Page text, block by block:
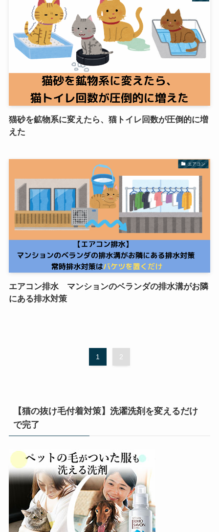
猫砂を鉱物系に変えたら、猫トイレ回数が圧倒的に増
えた
エアコン
エアコン排水 マンションのベランダの排水溝がお隣
にある排水対策
1 2
【猫の抜け毛付着対策】洗濯洗剤を変えるだけ
で完了